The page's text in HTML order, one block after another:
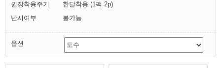
권장착용주기
한달착용 (1팩 2p)
난시여부
불가능
옵션